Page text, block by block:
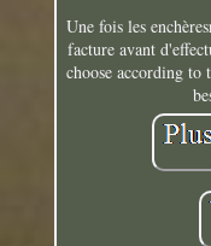
Une fois les
facture avant
choose according to